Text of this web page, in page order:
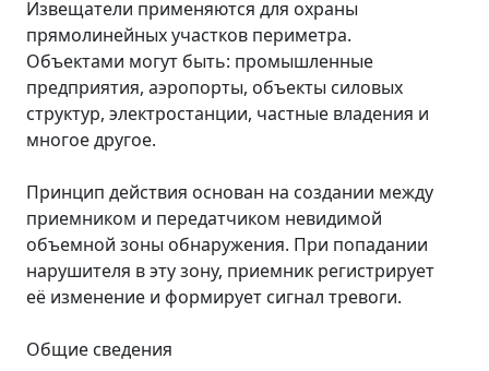
Извещатели применяются для охраны
прямолинейных участков периметра.
Объектами могут быть: промышленные
предприятия, аэропорты, объекты силовых
структур, электростанции, частные владения и
многое другое.
Принцип действия основан на создании между
приемником и передатчиком невидимой
объемной зоны обнаружения. При попадании
нарушителя в эту зону, приемник регистрирует
её изменение и формирует сигнал тревоги.
Общие сведения